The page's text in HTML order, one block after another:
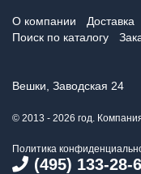
О компании Доставка
Поиск по каталогу
Вешки, Заводская 24
© 2013 - 2026 год.
Политика
(495) 133-28-